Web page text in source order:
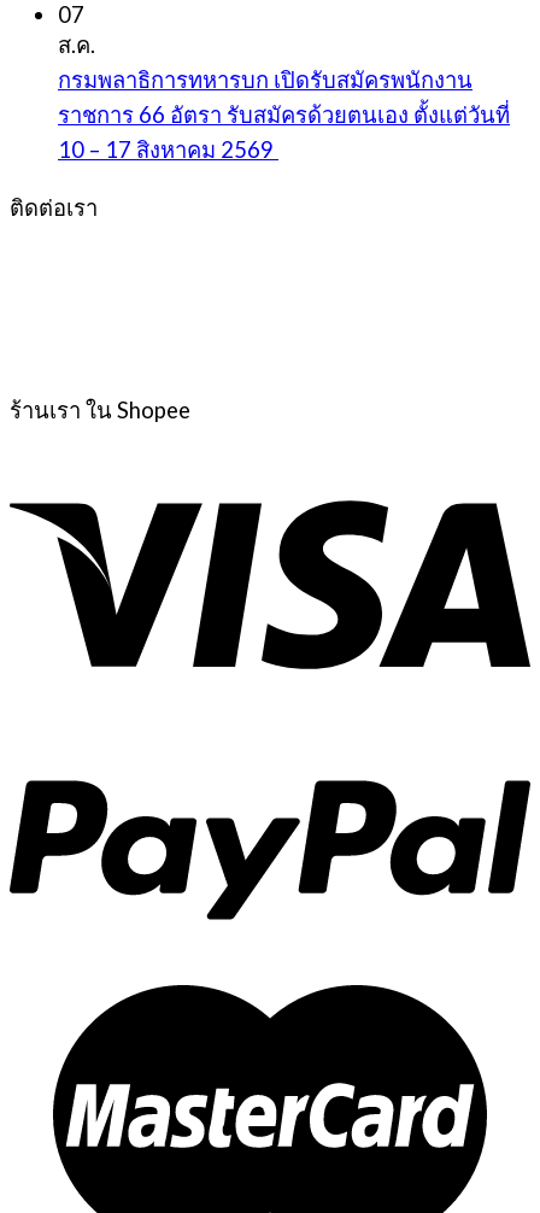
07
ส.ค.
กรมพลาธิการทหารบก เปิดรับสมัครพนักงาน
ราชการ 66 อัตรา รับสมัครด้วยตนเอง ตั้งแต่วันที่
10 – 17 สิงหาคม 2569
ติดต่อเรา
ร้านเรา ใน Shopee